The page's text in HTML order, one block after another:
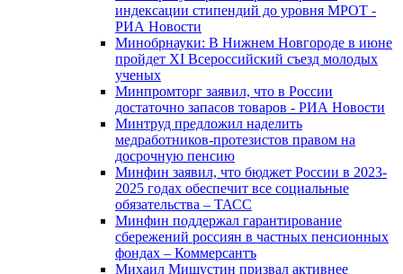
индексации стипендий до уровня МРОТ -
РИА Новости
Минобрнауки: В Нижнем Новгороде в июне
пройдет XI Всероссийский съезд молодых
ученых
Минпромторг заявил, что в России
достаточно запасов товаров - РИА Новости
Минтруд предложил наделить
медработников-протезистов правом на
досрочную пенсию
Минфин заявил, что бюджет России в 2023-
2025 годах обеспечит все социальные
обязательства – ТАСС
Минфин поддержал гарантирование
сбережений россиян в частных пенсионных
фондах – Коммерсантъ
Михаил Мишустин призвал активнее